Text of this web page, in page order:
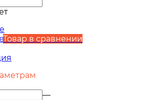
Товар в сравнении
—